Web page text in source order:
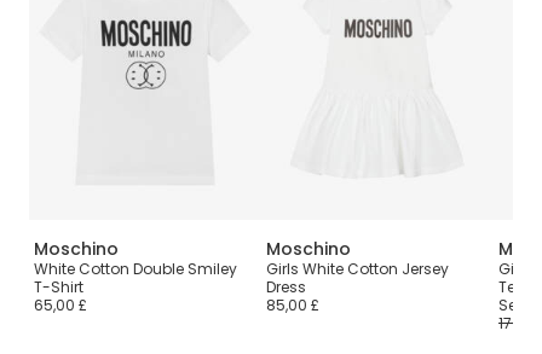
Moschino
White Cotton Double Smiley
T-Shirt
65,00 £
Moschino
Girls White Cotton Jersey
Dress
85,00 £
Girls
Set